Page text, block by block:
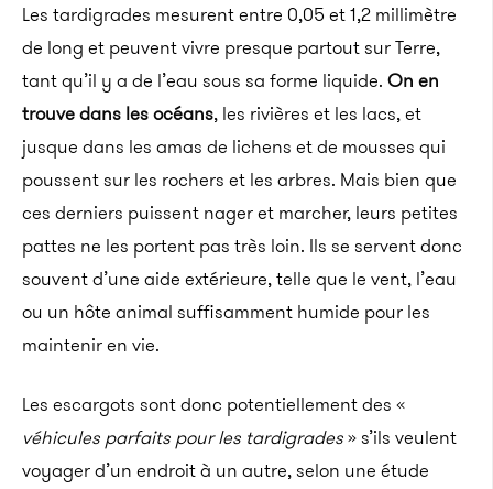
Les tardigrades mesurent entre 0,05 et 1,2 millimètre
de long et peuvent vivre presque partout sur Terre,
tant qu’il y a de l’eau sous sa forme liquide. On en
trouve dans les océans, les rivières et les lacs, et
jusque dans les amas de lichens et de mousses qui
poussent sur les rochers et les arbres. Mais bien que
ces derniers puissent nager et marcher, leurs petites
pattes ne les portent pas très loin. Ils se servent donc
souvent d’une aide extérieure, telle que le vent, l’eau
ou un hôte animal suffisamment humide pour les
maintenir en vie.
Les escargots sont donc potentiellement des «
véhicules parfaits pour les tardigrades» s’ils veulent
voyager d’un endroit à un autre, selon une étude